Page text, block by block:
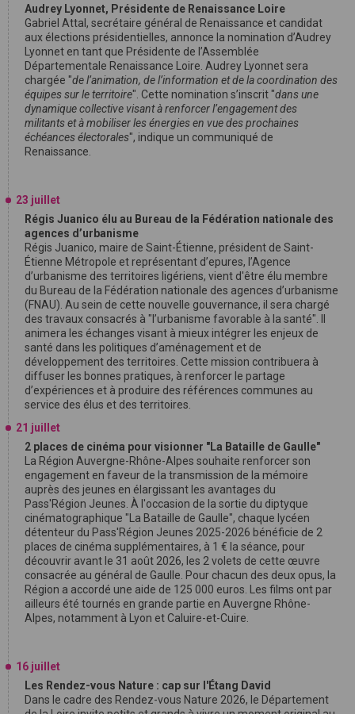
Audrey Lyonnet, Présidente de Renaissance Loire
Gabriel Attal, secrétaire général de Renaissance et candidat
aux élections présidentielles, annonce la nomination d’Audrey
Lyonnet en tant que Présidente de l’Assemblée
Départementale Renaissance Loire. Audrey Lyonnet sera
chargée "de l’animation, de l’information et de la coordination des
équipes sur le territoire". Cette nomination s’inscrit "dans une
dynamique collective visant à renforcer l’engagement des
militants et à mobiliser les énergies en vue des prochaines
échéances électorales", indique un communiqué de
Renaissance.
23 juillet
Régis Juanico élu au Bureau de la Fédération nationale des
agences d’urbanisme
Régis Juanico, maire de Saint-Étienne, président de Saint-
Étienne Métropole et représentant d’epures, l’Agence
d’urbanisme des territoires ligériens, vient d'être élu membre
du Bureau de la Fédération nationale des agences d’urbanisme
(FNAU). Au sein de cette nouvelle gouvernance, il sera chargé
des travaux consacrés à "l’urbanisme favorable à la santé". Il
animera les échanges visant à mieux intégrer les enjeux de
santé dans les politiques d’aménagement et de
développement des territoires. Cette mission contribuera à
diffuser les bonnes pratiques, à renforcer le partage
d’expériences et à produire des références communes au
service des élus et des territoires.
21 juillet
2 places de cinéma pour visionner "La Bataille de Gaulle"
La Région Auvergne-Rhône-Alpes souhaite renforcer son
engagement en faveur de la transmission de la mémoire
auprès des jeunes en élargissant les avantages du
Pass'Région Jeunes. À l'occasion de la sortie du diptyque
cinématographique "La Bataille de Gaulle", chaque lycéen
détenteur du Pass'Région Jeunes 2025-2026 bénéficie de 2
places de cinéma supplémentaires, à 1 € la séance, pour
découvrir avant le 31 août 2026, les 2 volets de cette œuvre
consacrée au général de Gaulle. Pour chacun des deux opus, la
Région a accordé une aide de 125 000 euros. Les films ont par
ailleurs été tournés en grande partie en Auvergne Rhône-
Alpes, notamment à Lyon et Caluire-et-Cuire.
16 juillet
Les Rendez-vous Nature : cap sur l'Étang David
Dans le cadre des Rendez-vous Nature 2026, le Département